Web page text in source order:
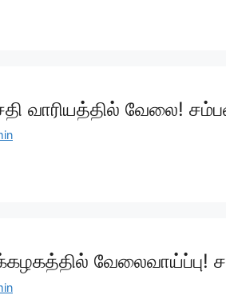
வாரியத்தில் வேலை!
வேலைவாய்ப்பு!